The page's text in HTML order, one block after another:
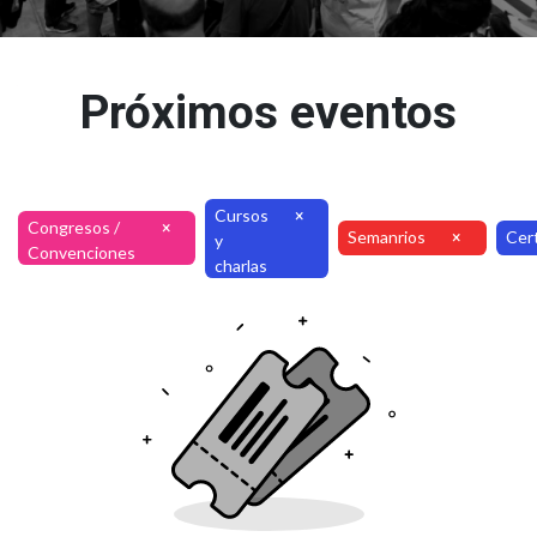
Próximos eventos
Congresos /
Convenciones
×
Cursos
y
charlas
×
Semanrios ×